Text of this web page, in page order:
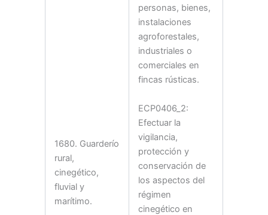
1680. Guarderío
rural,
cinegético,
fluvial y
marítimo.
personas, bienes,
instalaciones
agroforestales,
industriales o
comerciales en
fincas rústicas.
ECP0406_2:
Efectuar la
vigilancia,
protección y
conservación de
los aspectos del
régimen
cinegético en